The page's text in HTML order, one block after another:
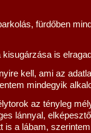
fürdőben
is
kell, ami az
mindegyik
az tényleg
lánnyal,
is a lábam,